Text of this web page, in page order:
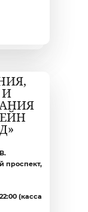
И
проспект,
(касса